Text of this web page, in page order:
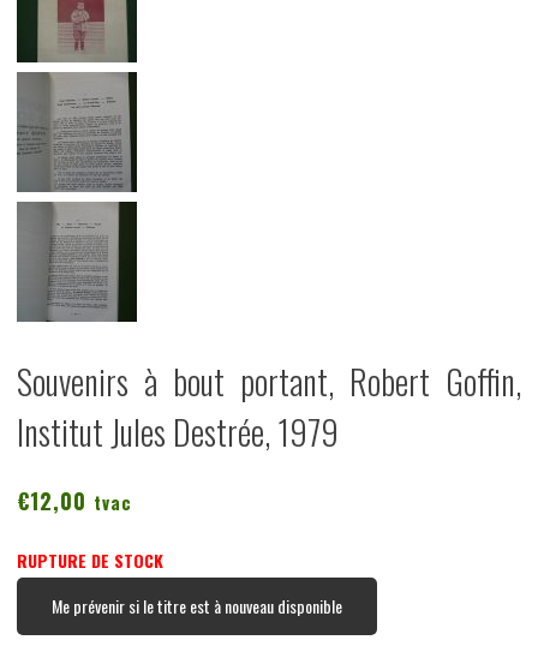
Souvenirs à bout portant, Robert Goffin,
Institut Jules Destrée, 1979
€12,00 tvac
RUPTURE DE STOCK
Me prévenir si le titre est à nouveau disponible